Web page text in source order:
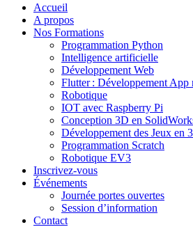
Accueil
A propos
Nos Formations
Programmation Python
Intelligence artificielle
Développement Web
Flutter : Développement App
Robotique
IOT avec Raspberry Pi
Conception 3D en
Développement des Jeux en
Programmation Scratch
Robotique EV3
Inscrivez-vous
Événements
Journée portes ouvertes
Session d’information
Contact